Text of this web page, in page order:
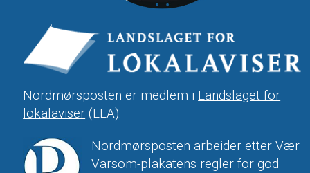
Nordmørsposten er medlem i Landslaget for
lokalaviser (LLA).
Nordmørsposten arbeider etter Vær
Varsom-plakatens regler for god